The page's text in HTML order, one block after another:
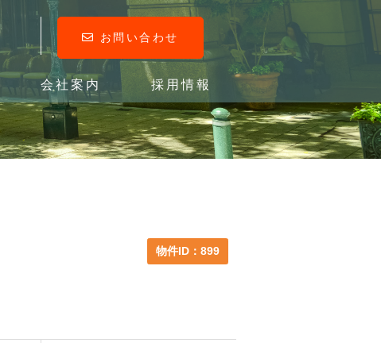
お問い合わせ
会社案内 採用情報
物件ID：899